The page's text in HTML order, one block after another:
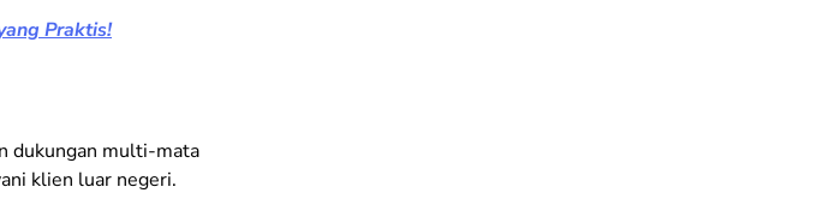
Praktis!
dukungan multi-mata
klien luar negeri.